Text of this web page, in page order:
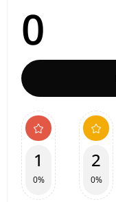
0
1
0%
2
0%